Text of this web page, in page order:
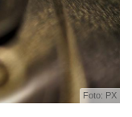
Foto: PX